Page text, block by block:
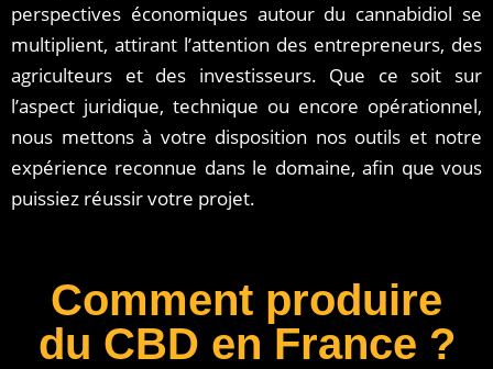
perspectives économiques autour du cannabidiol se
multiplient, attirant l’attention des entrepreneurs, des
agriculteurs et des investisseurs. Que ce soit sur
l’aspect juridique, technique ou encore opérationnel,
nous mettons à votre disposition nos outils et notre
expérience reconnue dans le domaine, afin que vous
puissiez réussir votre projet.
Comment produire
du CBD en France ?